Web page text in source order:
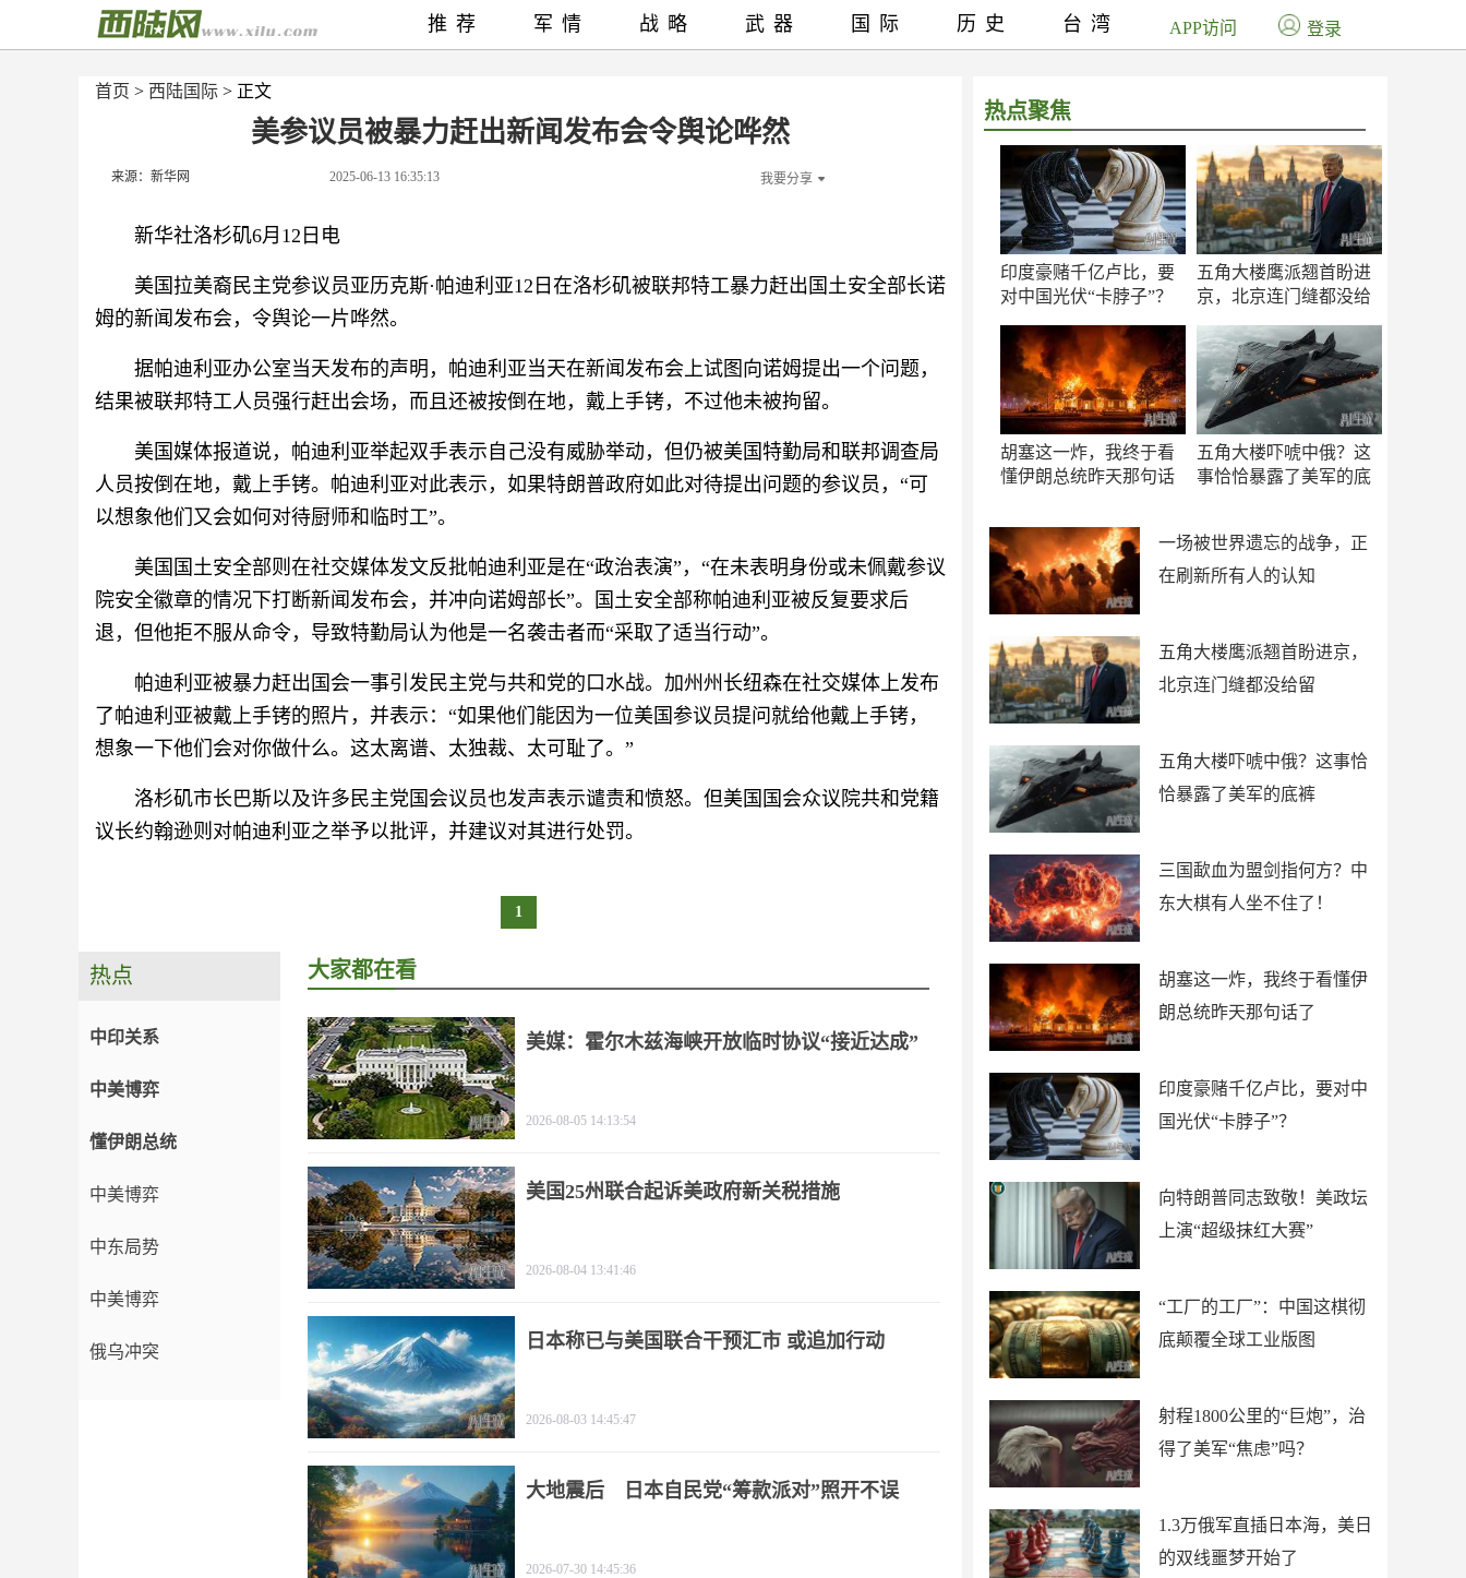
首页 > 西陆国际 > 正文
美参议员被暴力赶出新闻发布会令舆论哗然
来源：新华网 2025-06-13 16:35:13 我要分享
新华社洛杉矶6月12日电
美国拉美裔民主党参议员亚历克斯·帕迪利亚12日在洛杉矶被联邦特工暴力赶出国土安全部长诺
姆的新闻发布会，令舆论一片哗然。
据帕迪利亚办公室当天发布的声明，帕迪利亚当天在新闻发布会上试图向诺姆提出一个问题，
结果被联邦特工人员强行赶出会场，而且还被按倒在地，戴上手铐，不过他未被拘留。
美国媒体报道说，帕迪利亚举起双手表示自己没有威胁举动，但仍被美国特勤局和联邦调查局
人员按倒在地，戴上手铐。帕迪利亚对此表示，如果特朗普政府如此对待提出问题的参议员，“可
以想象他们又会如何对待厨师和临时工”。
美国国土安全部则在社交媒体发文反批帕迪利亚是在“政治表演”，“在未表明身份或未佩戴参议
院安全徽章的情况下打断新闻发布会，并冲向诺姆部长”。国土安全部称帕迪利亚被反复要求后
退，但他拒不服从命令，导致特勤局认为他是一名袭击者而“采取了适当行动”。
帕迪利亚被暴力赶出国会一事引发民主党与共和党的口水战。加州州长纽森在社交媒体上发布
了帕迪利亚被戴上手铐的照片，并表示：“如果他们能因为一位美国参议员提问就给他戴上手铐，
想象一下他们会对你做什么。这太离谱、太独裁、太可耻了。”
洛杉矶市长巴斯以及许多民主党国会议员也发声表示谴责和愤怒。但美国国会众议院共和党籍
议长约翰逊则对帕迪利亚之举予以批评，并建议对其进行处罚。
1
热点聚焦
印度豪赌千亿卢比，要
对中国光伏“卡脖子”？
五角大楼鹰派翘首盼进
京，北京连门缝都没给
胡塞这一炸，我终于看
懂伊朗总统昨天那句话
五角大楼吓唬中俄？这
事恰恰暴露了美军的底
一场被世界遗忘的战争，正
在刷新所有人的认知
五角大楼鹰派翘首盼进京，
北京连门缝都没给留
五角大楼吓唬中俄？这事恰
恰暴露了美军的底裤
三国歃血为盟剑指何方？中
东大棋有人坐不住了！
胡塞这一炸，我终于看懂伊
朗总统昨天那句话了
印度豪赌千亿卢比，要对中
国光伏“卡脖子”？
向特朗普同志致敬！美政坛
上演“超级抹红大赛”
“工厂的工厂”：中国这棋彻
底颠覆全球工业版图
射程1800公里的“巨炮”，治
得了美军“焦虑”吗？
1.3万俄军直插日本海，美日
的双线噩梦开始了
推荐 军情 战略 武器 国际 历史 台湾 APP访问 登录
热点
中印关系
中美博弈
懂伊朗总统
中美博弈
中东局势
中美博弈
俄乌冲突
大家都在看
美媒：霍尔木兹海峡开放临时协议“接近达成”
2026-08-05 14:13:54
美国25州联合起诉美政府新关税措施
2026-08-04 13:41:46
日本称已与美国联合干预汇市 或追加行动
2026-08-03 14:45:47
大地震后 日本自民党“筹款派对”照开不误
2026-07-30 14:45:36